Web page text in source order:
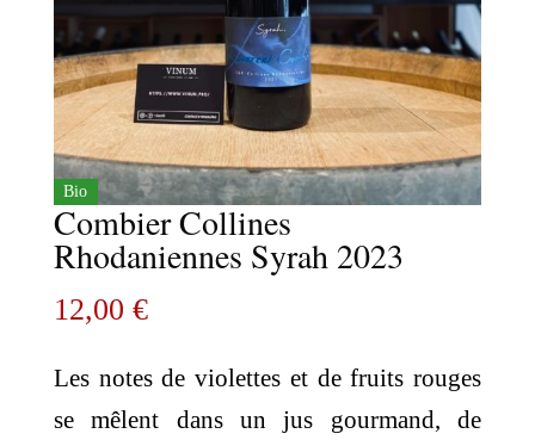
Bio
Combier Collines
Rhodaniennes Syrah 2023
12,00 €
Les notes de violettes et de fruits rouges
se mêlent dans un jus gourmand, de